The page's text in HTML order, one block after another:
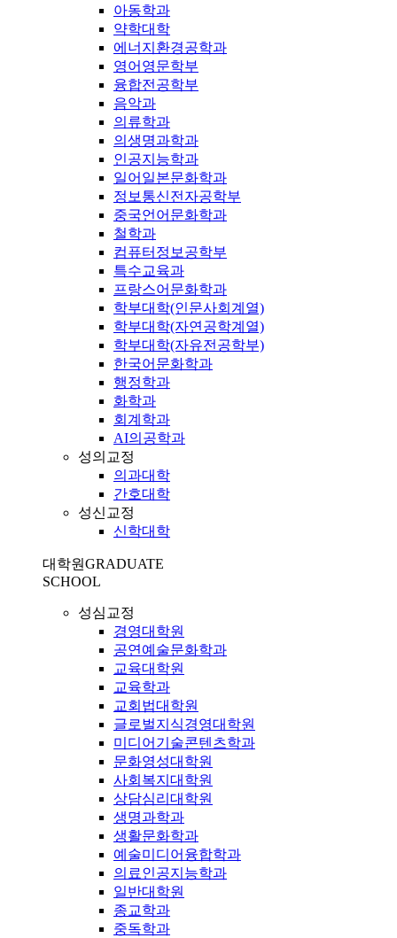
아동학과
약학대학
에너지환경공학과
영어영문학부
융합전공학부
음악과
의류학과
의생명과학과
인공지능학과
일어일본문화학과
정보통신전자공학부
중국언어문화학과
철학과
컴퓨터정보공학부
특수교육과
프랑스어문화학과
학부대학(인문사회계열)
학부대학(자연공학계열)
학부대학(자유전공학부)
한국어문화학과
행정학과
화학과
회계학과
AI의공학과
성의교정
의과대학
간호대학
성신교정
신학대학
대학원GRADUATE
SCHOOL
성심교정
경영대학원
공연예술문화학과
교육대학원
교육학과
교회법대학원
글로벌지식경영대학원
미디어기술콘텐츠학과
문화영성대학원
사회복지대학원
상담심리대학원
생명과학과
생활문화학과
예술미디어융합학과
의료인공지능학과
일반대학원
종교학과
중독학과